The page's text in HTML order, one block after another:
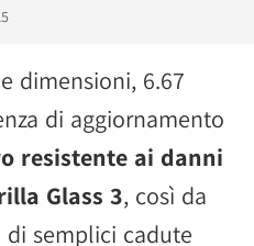
dimensioni, 6.67
di aggiornamento
resistente ai danni
Glass 3, così da
semplici cadute